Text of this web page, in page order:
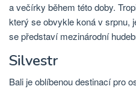
a večírky během této doby.
který se obvykle koná v srpnu,
se představí mezinárodní
Silvestr
Bali je oblíbenou destinací pro